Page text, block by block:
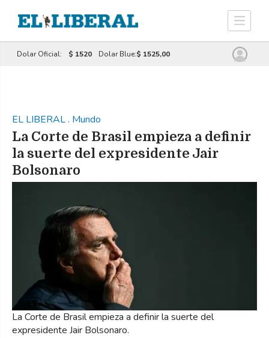
Dolar Oficial: $ 1520 Dolar Blue:$ 1525,00
EL LIBERAL. Mundo
La Corte de Brasil empieza a definir
la suerte del expresidente Jair
Bolsonaro
La Corte de Brasil empieza a definir la suerte del
expresidente Jair Bolsonaro.